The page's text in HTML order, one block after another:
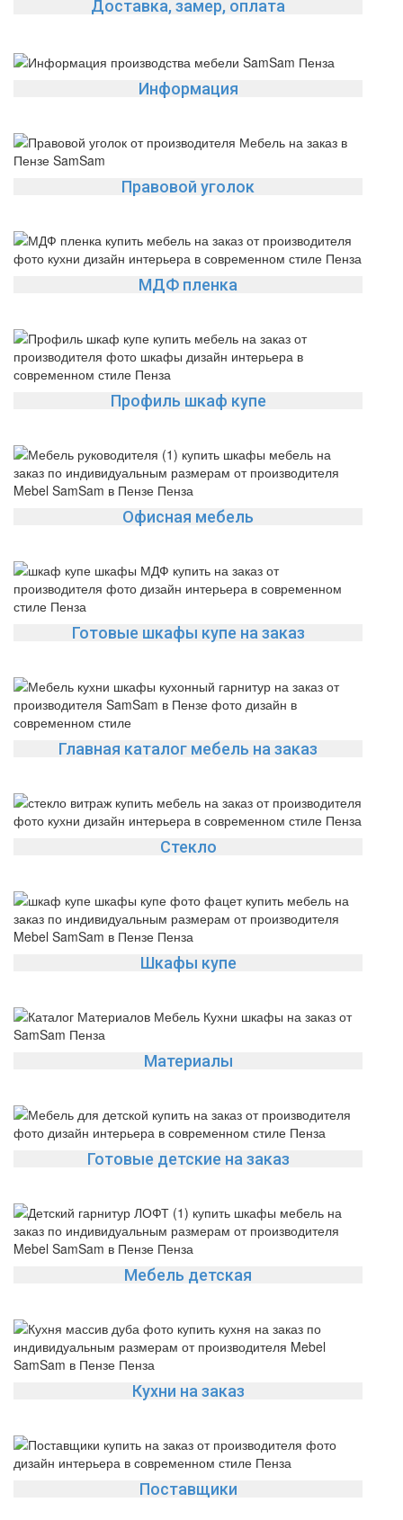
Доставка, замер, оплата
Информация
Правовой уголок
МДФ пленка
Профиль шкаф купе
Офисная мебель
Готовые шкафы купе на заказ
Главная каталог мебель на заказ
Стекло
Шкафы купе
Материалы
Готовые детские на заказ
Мебель детская
Кухни на заказ
Поставщики